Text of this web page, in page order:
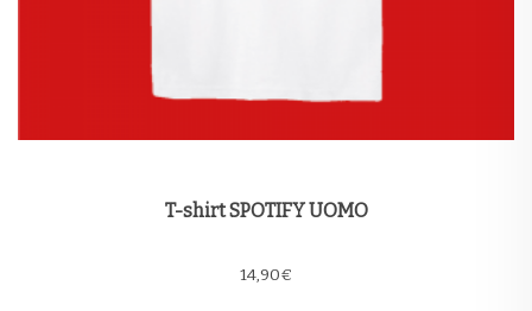
T-shirt SPOTIFY UOMO
14,90€